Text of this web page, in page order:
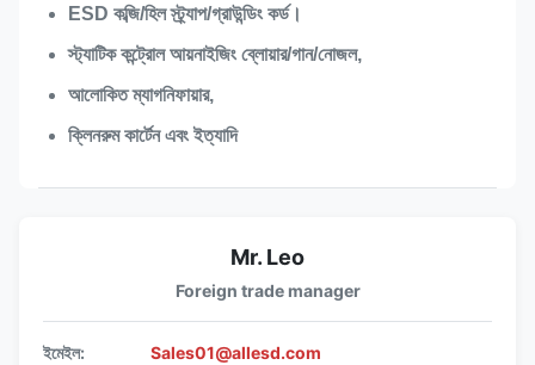
ESD কব্জি/হিল স্ট্র্যাপ/গ্রাউন্ডিং কর্ড।
স্ট্যাটিক কন্ট্রোল আয়নাইজিং ব্লোয়ার/গান/নোজল,
আলোকিত ম্যাগনিফায়ার,
ক্লিনরুম কার্টেন এবং ইত্যাদি
Mr. Leo
Foreign trade manager
ইমেইল:
Sales01@allesd.com